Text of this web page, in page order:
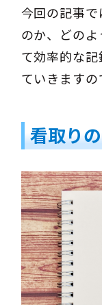
今回の記事
のか、どの
て効率的な
ていきますの
看取り